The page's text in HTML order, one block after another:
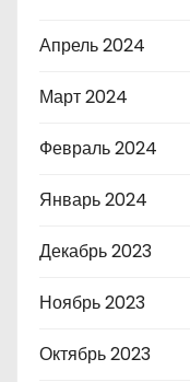
Апрель 2024
Март 2024
Февраль 2024
Январь 2024
Декабрь 2023
Ноябрь 2023
Октябрь 2023